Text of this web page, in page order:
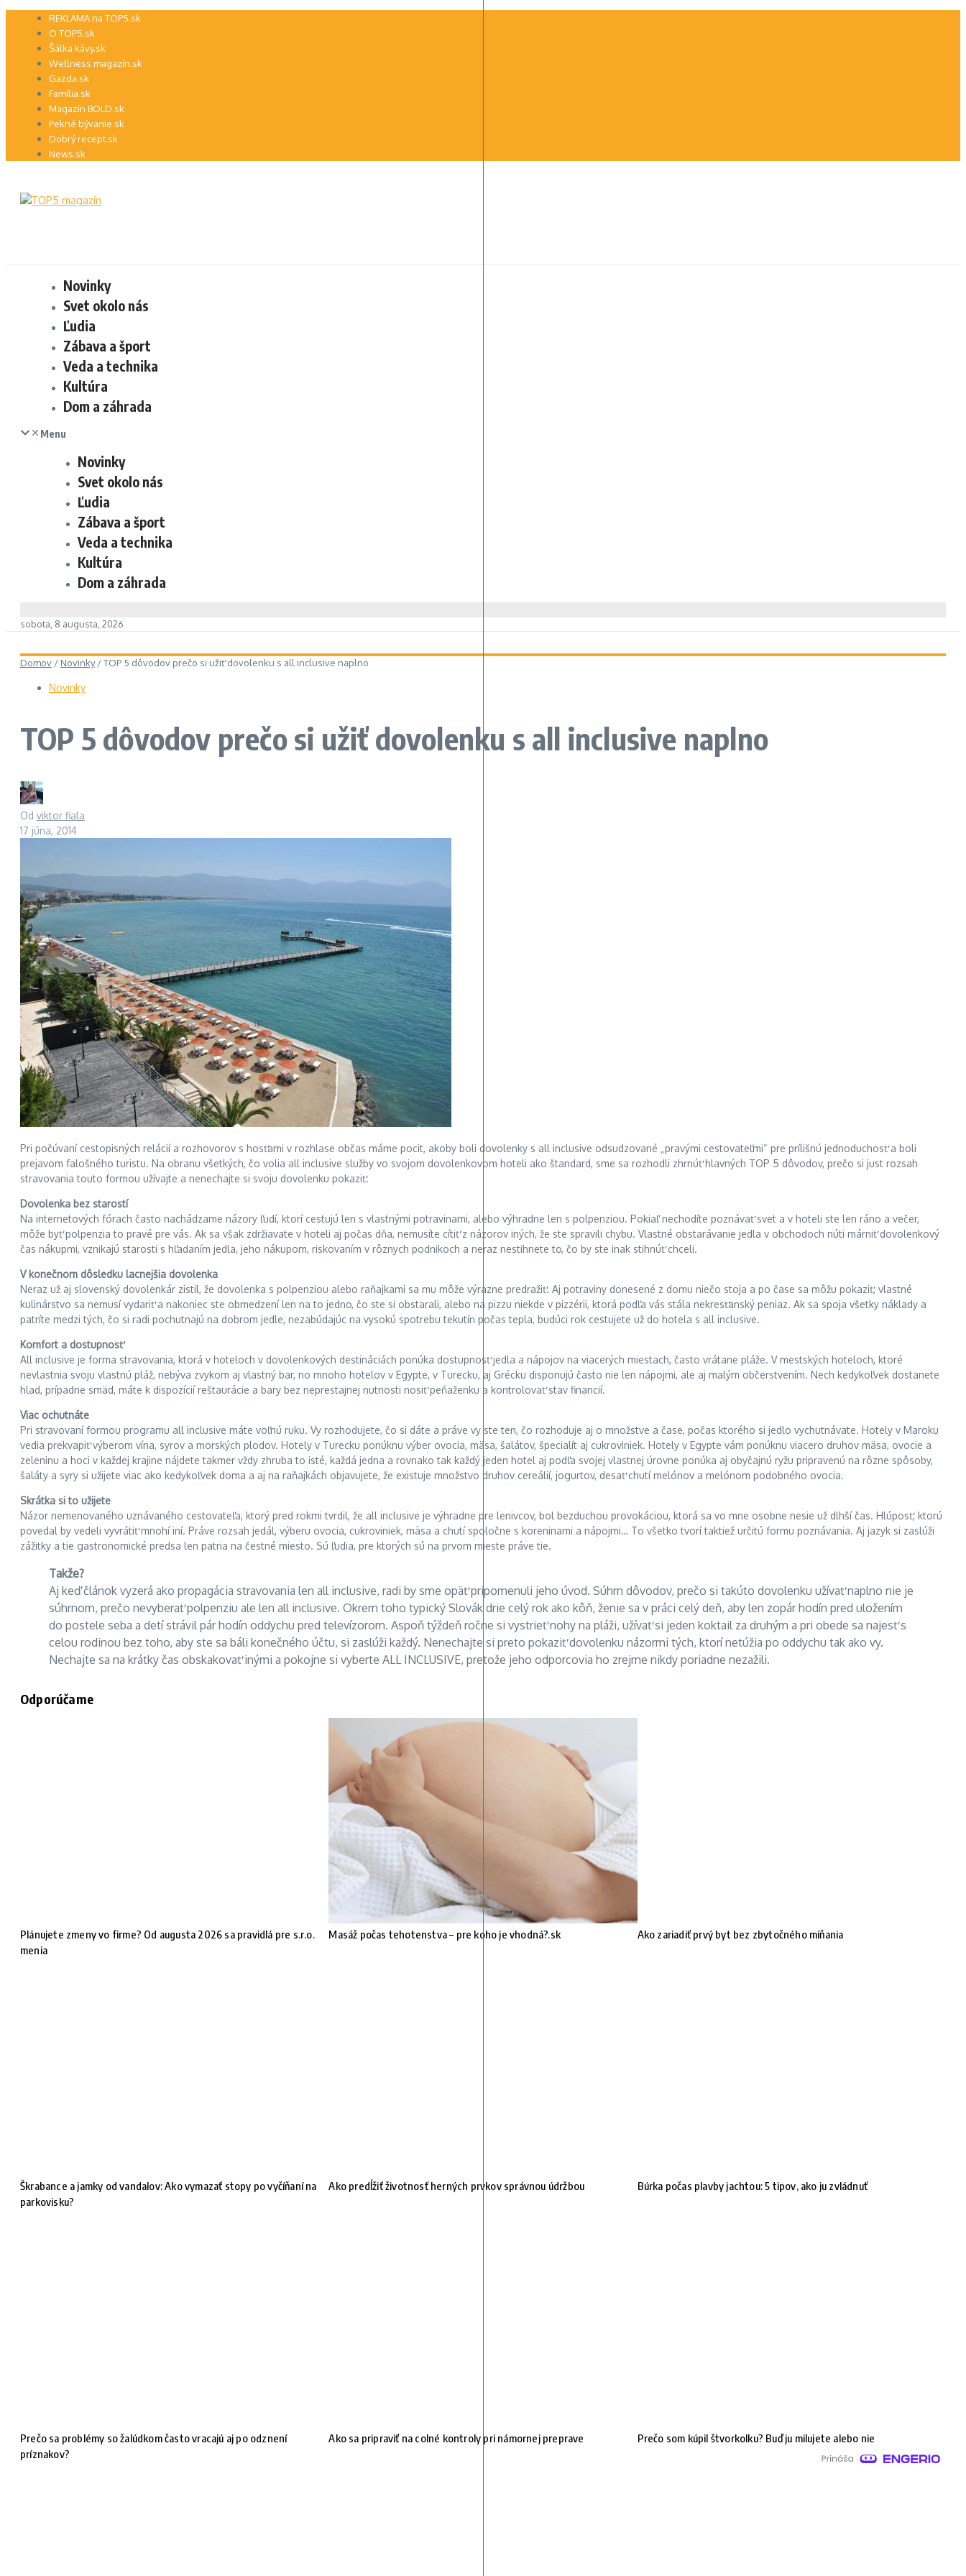
Preskočiť REKLAMA na TOP5.sk
O TOP5.sk
Šálka kávy.sk
Wellness magazín.sk
Gazda.sk
Família.sk
Magazín BOLD.sk
Pekné bývanie.sk
Dobrý recept.sk
News.sk
Novinky
Svet okolo nás
Ľudia
Zábava a šport
Veda a technika
Kultúra
Dom a záhrada
Menu
Novinky
Svet okolo nás
Ľudia
Zábava a šport
Veda a technika
Kultúra
Dom a záhrada
sobota, 8 augusta, 2026
Domov / Novinky/TOP 5 dôvodov prečo si užiť dovolenku s all inclusive naplno
Novinky
TOP 5 dôvodov prečo si užiť dovolenku s all inclusive naplno
Od viktor fiala
17 júna, 2014
Pri počúvaní cestopisných relácií a rozhovorov s hosťami v rozhlase občas máme pocit, akoby boli dovolenky s all inclusive odsudzované „pravými cestovateľmi“ pre prílišnú jednoduchosť a boli
prejavom falošného turistu. Na obranu všetkých, čo volia all inclusive služby vo svojom dovolenkovom hoteli ako štandard, sme sa rozhodli zhrnúť hlavných TOP 5 dôvodov, prečo si just rozsah
stravovania touto formou užívajte a nenechajte si svoju dovolenku pokaziť.
Dovolenka bez starostí
Na internetových fórach často nachádzame názory ľudí, ktorí cestujú len s vlastnými potravinami, alebo výhradne len s polpenziou. Pokiaľ nechodíte poznávať svet a v hoteli ste len ráno a večer,
môže byť polpenzia to pravé pre vás. Ak sa však zdržiavate v hoteli aj počas dňa, nemusíte cítiť z názorov iných, že ste spravili chybu. Vlastné obstarávanie jedla v obchodoch núti márniť dovolenkový
čas nákupmi, vznikajú starosti s hľadaním jedla, jeho nákupom, riskovaním v rôznych podnikoch a neraz nestihnete to, čo by ste inak stihnúť chceli.
V konečnom dôsledku lacnejšia dovolenka
Neraz už aj slovenský dovolenkár zistil, že dovolenka s polpenziou alebo raňajkami sa mu môže výrazne predražiť. Aj potraviny donesené z domu niečo stoja a po čase sa môžu pokaziť, vlastné
kulinárstvo sa nemusí vydariť a nakoniec ste obmedzení len na to jedno, čo ste si obstarali, alebo na pizzu niekde v pizzérii, ktorá podľa vás stála nekresťanský peniaz. Ak sa spoja všetky náklady a
patríte medzi tých, čo si radi pochutnajú na dobrom jedle, nezabúdajúc na vysokú spotrebu tekutín počas tepla, budúci rok cestujete už do hotela s all inclusive.
Komfort a dostupnosť
All inclusive je forma stravovania, ktorá v hoteloch v dovolenkových destináciách ponúka dostupnosť jedla a nápojov na viacerých miestach, často vrátane pláže. V mestských hoteloch, ktoré
nevlastnia svoju vlastnú pláž, nebýva zvykom aj vlastný bar, no mnoho hotelov v Egypte, v Turecku, aj Grécku disponujú často nie len nápojmi, ale aj malým občerstvením. Nech kedykoľvek dostanete
hlad, prípadne smäd, máte k dispozícií reštaurácie a bary bez neprestajnej nutnosti nosiť peňaženku a kontrolovať stav financií.
Viac ochutnáte
Pri stravovaní formou programu all inclusive máte voľnú ruku. Vy rozhodujete, čo si dáte a práve vy ste ten, čo rozhoduje aj o množstve a čase, počas ktorého si jedlo vychutnávate. Hotely v Maroku
vedia prekvapiť výberom vína, syrov a morských plodov. Hotely v Turecku ponúknu výber ovocia, mäsa, šalátov, špecialít aj cukroviniek. Hotely v Egypte vám ponúknu viacero druhov mäsa, ovocie a
zeleninu a hoci v každej krajine nájdete takmer vždy zhruba to isté, každá jedna a rovnako tak každý jeden hotel aj podľa svojej vlastnej úrovne ponúka aj obyčajnú ryžu pripravenú na rôzne spôsoby,
šaláty a syry si užijete viac ako kedykoľvek doma a aj na raňajkách objavujete, že existuje množstvo druhov cereálií, jogurtov, desať chutí melónov a melónom podobného ovocia.
Skrátka si to užijete
Názor nemenovaného uznávaného cestovateľa, ktorý pred rokmi tvrdil, že all inclusive je výhradne pre lenivcov, bol bezduchou provokáciou, ktorá sa vo mne osobne nesie už dlhší čas. Hlúposť, ktorú
povedal by vedeli vyvrátiť mnohí iní. Práve rozsah jedál, výberu ovocia, cukroviniek, mäsa a chutí spoločne s koreninami a nápojmi… To všetko tvorí taktiež určitú formu poznávania. Aj jazyk si zaslúži
zážitky a tie gastronomické predsa len patria na čestné miesto. Sú ľudia, pre ktorých sú na prvom mieste práve tie.
Takže?
Aj keď článok vyzerá ako propagácia stravovania len all inclusive, radi by sme opäť pripomenuli jeho úvod. Súhrn dôvodov, prečo si takúto dovolenku užívať naplno nie je
súhrnom, prečo nevyberať polpenziu ale len all inclusive. Okrem toho typický Slovák drie celý rok ako kôň, ženie sa v práci celý deň, aby len zopár hodín pred uložením
do postele seba a detí strávil pár hodín oddychu pred televízorom. Aspoň týždeň ročne si vystrieť nohy na pláži, užívať si jeden koktail za druhým a pri obede sa najesť s
celou rodinou bez toho, aby ste sa báli konečného účtu, si zaslúži každý. Nenechajte si preto pokaziť dovolenku názormi tých, ktorí netúžia po oddychu tak ako vy.
Nechajte sa na krátky čas obskakovať inými a pokojne si vyberte ALL INCLUSIVE, pretože jeho odporcovia ho zrejme nikdy poriadne nezažili.
Odporúčame
Plánujete zmeny vo firme? Od augusta 2026 sa pravidlá pre s.r.o.
menia
Masáž počas tehotenstva – pre koho je vhodná?.sk Ako zariadiť prvý byt bez zbytočného míňania
Škrabance a jamky od vandalov: Ako vymazať stopy po vyčíňaní na
parkovisku?
Ako predĺžiť životnosť herných prvkov správnou údržbou Búrka počas plavby jachtou: 5 tipov, ako ju zvládnuť
Prečo sa problémy so žalúdkom často vracajú aj po odznení
príznakov?
Ako sa pripraviť na colné kontroly pri námornej preprave Prečo som kúpil štvorkolku? Buď ju milujete alebo nie